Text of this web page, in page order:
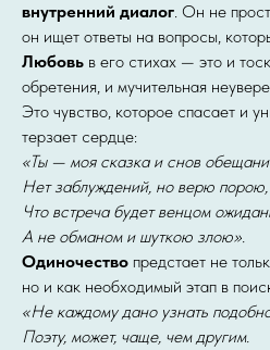
внутренний диалог. Он не
он ищет ответы на вопросы,
Любовь в его стихах — это и
обретения, и мучительная
Это чувство, которое спасает и
терзает сердце:
«Ты — моя сказка и снов
Нет заблуждений, но верю порою,
Что встреча будет венцом
А не обманом и шуткою злою».
Одиночество предстает не
но и как необходимый этап в
«Не каждому дано узнать
Поэту, может, чаще, чем другим.